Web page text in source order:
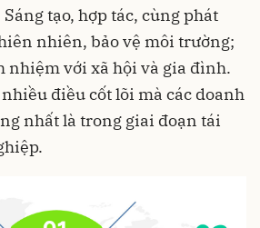
tạo, hợp tác, cùng phát
nhiên, bảo vệ môi trường;
nhiệm với xã hội và gia đình.
điều cốt lõi mà các doanh
nhất là trong giai đoạn tái